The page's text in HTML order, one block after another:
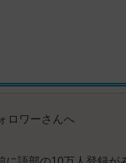
ロワーさんへ